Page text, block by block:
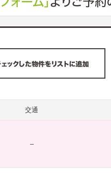
交通
–